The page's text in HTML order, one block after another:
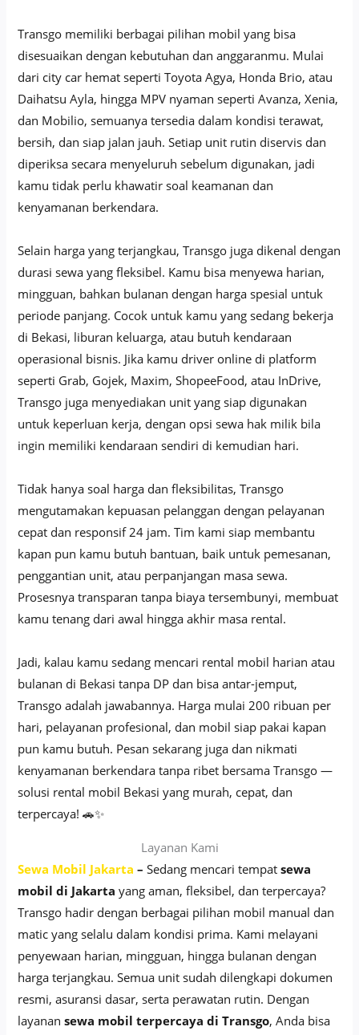
Transgo memiliki berbagai pilihan mobil yang bisa
disesuaikan dengan kebutuhan dan anggaranmu. Mulai
dari city car hemat seperti Toyota Agya, Honda Brio, atau
Daihatsu Ayla, hingga MPV nyaman seperti Avanza, Xenia,
dan Mobilio, semuanya tersedia dalam kondisi terawat,
bersih, dan siap jalan jauh. Setiap unit rutin diservis dan
diperiksa secara menyeluruh sebelum digunakan, jadi
kamu tidak perlu khawatir soal keamanan dan
kenyamanan berkendara.
Selain harga yang terjangkau, Transgo juga dikenal dengan
durasi sewa yang fleksibel. Kamu bisa menyewa harian,
mingguan, bahkan bulanan dengan harga spesial untuk
periode panjang. Cocok untuk kamu yang sedang bekerja
di Bekasi, liburan keluarga, atau butuh kendaraan
operasional bisnis. Jika kamu driver online di platform
seperti Grab, Gojek, Maxim, ShopeeFood, atau InDrive,
Transgo juga menyediakan unit yang siap digunakan
untuk keperluan kerja, dengan opsi sewa hak milik bila
ingin memiliki kendaraan sendiri di kemudian hari.
Tidak hanya soal harga dan fleksibilitas, Transgo
mengutamakan kepuasan pelanggan dengan pelayanan
cepat dan responsif 24 jam. Tim kami siap membantu
kapan pun kamu butuh bantuan, baik untuk pemesanan,
penggantian unit, atau perpanjangan masa sewa.
Prosesnya transparan tanpa biaya tersembunyi, membuat
kamu tenang dari awal hingga akhir masa rental.
Jadi, kalau kamu sedang mencari rental mobil harian atau
bulanan di Bekasi tanpa DP dan bisa antar-jemput,
Transgo adalah jawabannya. Harga mulai 200 ribuan per
hari, pelayanan profesional, dan mobil siap pakai kapan
pun kamu butuh. Pesan sekarang juga dan nikmati
kenyamanan berkendara tanpa ribet bersama Transgo —
solusi rental mobil Bekasi yang murah, cepat, dan
terpercaya! 🚗✨
Layanan Kami
Sewa Mobil Jakarta – Sedang mencari tempatsewa
mobil di Jakarta yang aman, fleksibel, dan terpercaya?
Transgo hadir dengan berbagai pilihan mobil manual dan
matic yang selalu dalam kondisi prima. Kami melayani
penyewaan harian, mingguan, hingga bulanan dengan
harga terjangkau. Semua unit sudah dilengkapi dokumen
resmi, asuransi dasar, serta perawatan rutin. Dengan
layanansewa mobil terpercaya di Transgo, Anda bisa